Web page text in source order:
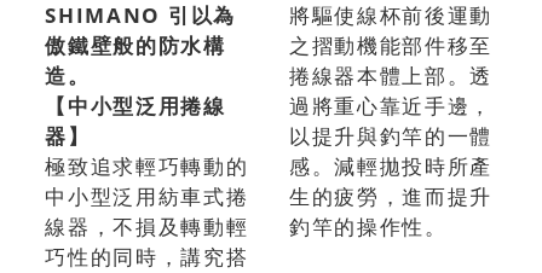
SHIMANO 引以為
傲鐵壁般的防水構
造。
【中小型泛用捲線
器】
極致追求輕巧轉動的
中小型泛用紡車式捲
線器，不損及轉動輕
巧性的同時，講究搭
將驅使線杯前後運動
之摺動機能部件移至
捲線器本體上部。透
過將重心靠近手邊，
以提升與釣竿的一體
感。減輕拋投時所產
生的疲勞，進而提升
釣竿的操作性。